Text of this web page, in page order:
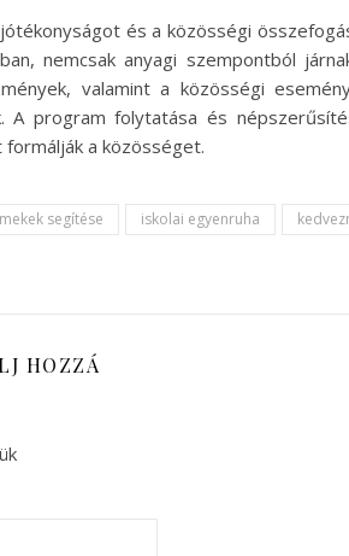
és a közösségi
nemcsak anyagi szempontból
valamint a közösségi
program folytatása és
a közösséget.
segítése iskolai egyenruha
HOZZÁ